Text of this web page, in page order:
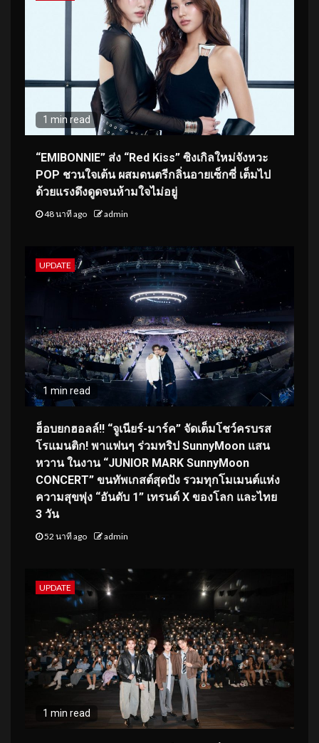
1 min read
“EMIBONNIE” ส่ง “Red Kiss” ซิงเกิลใหม่จังหวะ
POP ชวนใจเต้น ผสมดนตรีกลิ่นอายเซ็กซี่ เต็มไป
ด้วยแรงดึงดูดจนห้ามใจไม่อยู่
48 นาที ago admin
UPDATE
1 min read
ฮ็อบยกฮอลล์!! “จูเนียร์-มาร์ค” จัดเต็มโชว์ครบรส
โรแมนติก! พาแฟนๆ ร่วมทริป SunnyMoon แสน
หวาน ในงาน “JUNIOR MARK SunnyMoon
CONCERT” ขนทัพเกสต์สุดปัง รวมทุกโมเมนต์แห่ง
ความสุขพุ่ง “อันดับ 1” เทรนด์ X ของโลก และไทย
3 วัน
52 นาที ago admin
UPDATE
1 min read